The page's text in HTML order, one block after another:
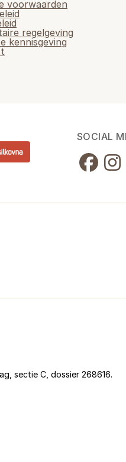
voorwaarden
regelgeving
kennisgeving
SOCIAL
sectie C, dossier 268616.